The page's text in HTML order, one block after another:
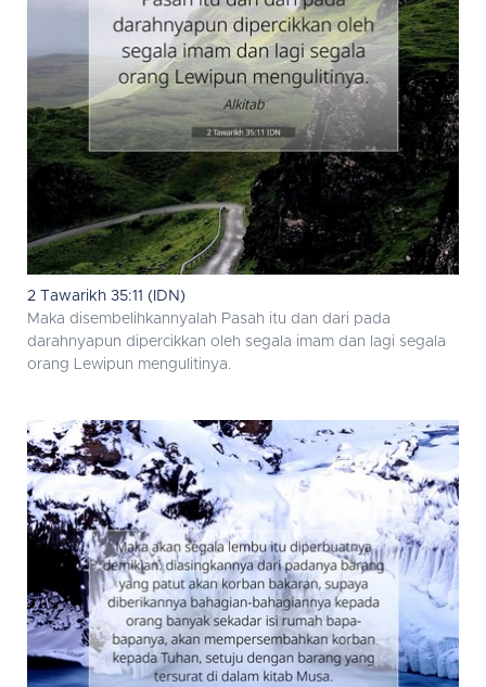
2 Tawarikh 35:11 (IDN)
Maka disembelihkannyalah Pasah itu dan dari pada
darahnyapun dipercikkan oleh segala imam dan lagi segala
orang Lewipun mengulitinya.